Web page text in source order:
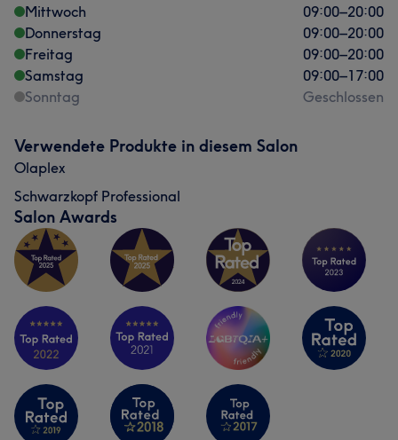
Was unsere Kunden über Deniz sagen
Professionell 12 Sympathisch 9 Freundlich 8
Kompetent
Mittwoch
09:00–20:00
Donnerstag
09:00–20:00
Freitag
09:00–20:00
Samstag
09:00–17:00
Sonntag
Geschlossen
Verwendete Produkte in diesem Salon
Olaplex
Schwarzkopf Professional
Salon Awards